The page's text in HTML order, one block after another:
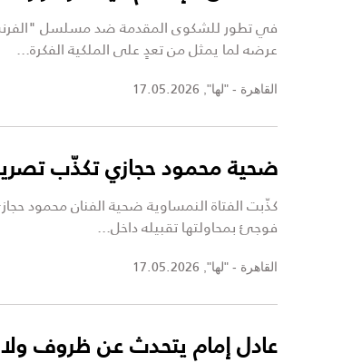
في تطور للشكوى المقدمة ضد مسلسل
عرضه لما يمثل من تعدٍ على الملكية الفكرة...
القاهرة - "لها", 17.05.2026
ضحية محمود حجازي تكذّب
فوجئ بمحاولتها تقبيله داخل...
القاهرة - "لها", 17.05.2026
عادل إمام يتحدث عن ظروف